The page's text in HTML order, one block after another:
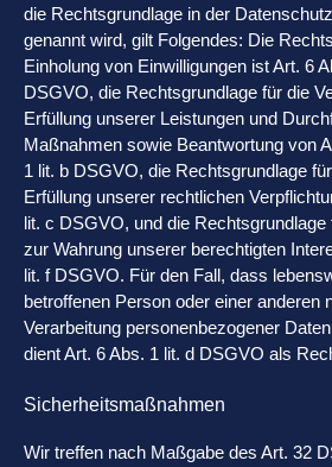
die Rechtsgrundlage in der
genannt wird, gilt Folgendes: Die
Einholung von Einwilligungen ist Art. 6
DSGVO, die Rechtsgrundlage für die
Erfüllung unserer Leistungen und
Maßnahmen sowie Beantwortung von
1 lit. b DSGVO, die Rechtsgrundlage
Erfüllung unserer rechtlichen
lit. c DSGVO, und die Rechtsgrundlage
zur Wahrung unserer berechtigten
lit. f DSGVO. Für den Fall, dass
betroffenen Person oder einer anderen
Verarbeitung personenbezogener
dient Art. 6 Abs. 1 lit. d DSGVO als
Sicherheitsmaßnahmen
Wir treffen nach Maßgabe des Art. 32